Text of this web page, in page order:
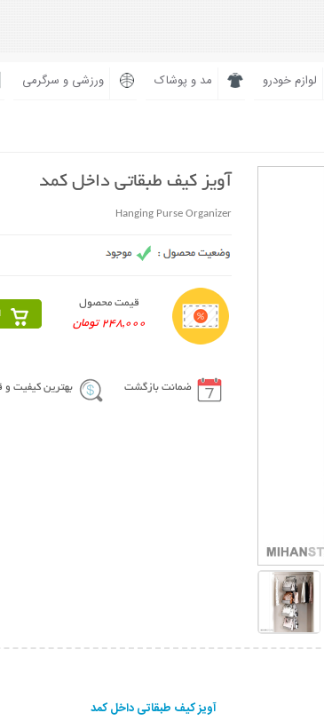
لوازم خودرو مد و پوشاک ورزشی و سرگرمی
آویز کیف طبقاتی داخل کمد
Hanging Purse Organizer
قیمت محصول
248,000 تومان
ضمانت بازگشت بهترین کیفیت و
آویز کیف طبقاتی داخل کمد